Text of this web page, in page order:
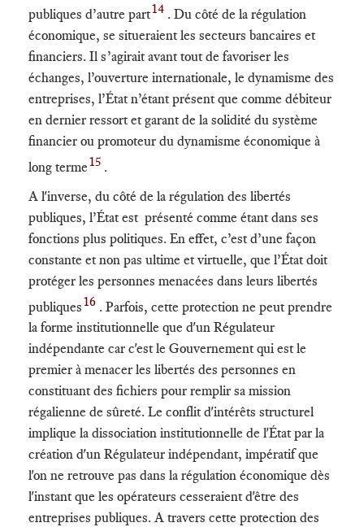
publiques d’autre part14 . Du côté de la régulation
économique, se situeraient les secteurs bancaires et
financiers. Il s’agirait avant tout de favoriser les
échanges, l’ouverture internationale, le dynamisme des
entreprises, l’État n’étant présent que comme débiteur
en dernier ressort et garant de la solidité du système
financier ou promoteur du dynamisme économique à
long terme15 .
A l'inverse, du côté de la régulation des libertés
publiques, l’État est présenté comme étant dans ses
fonctions plus politiques. En effet, c’est d’une façon
constante et non pas ultime et virtuelle, que l’État doit
protéger les personnes menacées dans leurs libertés
publiques16 . Parfois, cette protection ne peut prendre
la forme institutionnelle que d'un Régulateur
indépendante car c'est le Gouvernement qui est le
premier à menacer les libertés des personnes en
constituant des fichiers pour remplir sa mission
régalienne de sûreté. Le conflit d'intérêts structurel
implique la dissociation institutionnelle de l'État par la
création d'un Régulateur indépendant, impératif que
l'on ne retrouve pas dans la régulation économique dès
l'instant que les opérateurs cesseraient d'être des
entreprises publiques. A travers cette protection des